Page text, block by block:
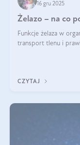
16 gru 2025
Żelazo – na co
Funkcje żelaza w
transport tlenu i
CZYTAJ